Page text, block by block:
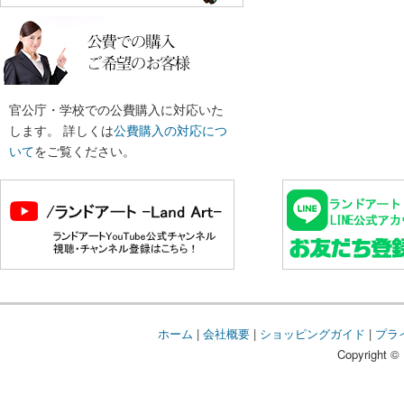
官公庁・学校での公費購入に対応いた
します。 詳しくは公費購入の対応につ
いてをご覧ください。
ホーム | 会社概要| ショッピングガイド | プラ
Copyright ©